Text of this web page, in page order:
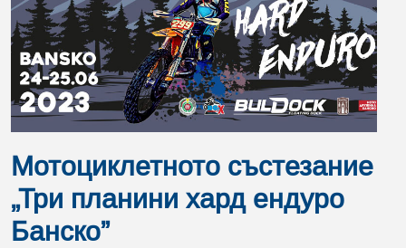
Мотоциклетното състезание
„Три планини хард ендуро
Банско”